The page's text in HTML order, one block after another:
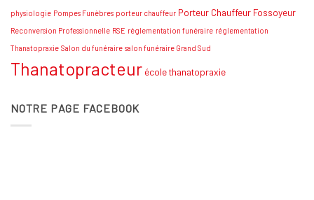
physiologie Pompes Funèbres porteur chauffeur Porteur Chauffeur Fossoyeur
Reconversion Professionnelle RSE réglementation funéraire réglementation
Thanatopraxie Salon du funéraire salon funéraire Grand Sud
Thanatopracteur école thanatopraxie
NOTRE PAGE FACEBOOK